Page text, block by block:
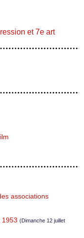
et 7e art
associations
1953 (Dimanche 12 juillet